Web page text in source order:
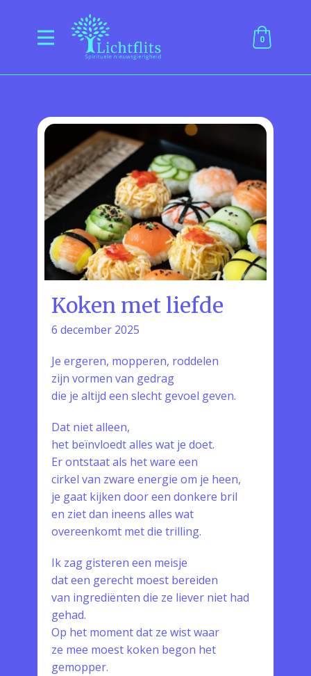
0
Koken met liefde
6 december 2025
Je ergeren, mopperen, roddelen
zijn vormen van gedrag
die je altijd een slecht gevoel geven.
Dat niet alleen,
het beïnvloedt alles wat je doet.
Er ontstaat als het ware een
cirkel van zware energie om je heen,
je gaat kijken door een donkere bril
en ziet dan ineens alles wat
overeenkomt met die trilling.
Ik zag gisteren een meisje
dat een gerecht moest bereiden
van ingrediënten die ze liever niet had
gehad.
Op het moment dat ze wist waar
ze mee moest koken begon het
gemopper.